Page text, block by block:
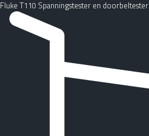
Fluke T110 Spanningstester en doorbeltester